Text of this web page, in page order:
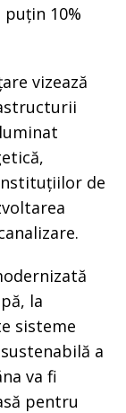
10%
vizează
de
la
sisteme
a
va fi
pentru